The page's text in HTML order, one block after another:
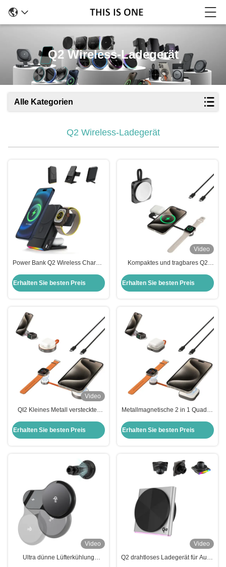
Q2 Wireless-Ladegerät
Alle Kategorien
Q2 Wireless-Ladegerät
Power Bank Q2 Wireless Charger
Uhr
Erhalten Sie besten Preis
Video
Kompaktes und tragbares Q2
iPhone-Uhren und Kopfhörer
Erhalten Sie besten Preis
Video
QI2 Kleines Metall verstecktes
Schnelle Ladezeit Wärmeverlust
Erhalten Sie besten Preis
Metallmagnetische 2 in 1 Quadrat
Wärmeverlust
Erhalten Sie besten Preis
Video
Ultra dünne Lüfterkühlung
Video
Q2 drahtloses Ladegerät für Auto-